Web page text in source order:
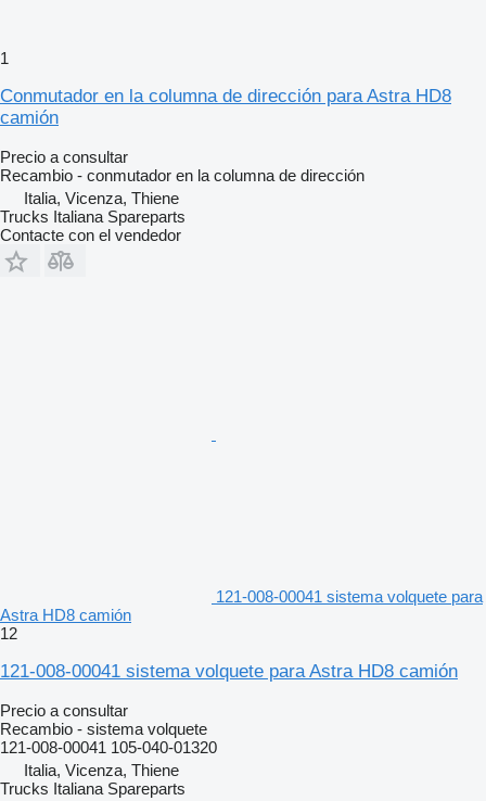
1
Conmutador en la columna de dirección para Astra HD8
camión
Precio a consultar
Recambio - conmutador en la columna de dirección
Italia, Vicenza, Thiene
Trucks Italiana Spareparts
Contacte con el vendedor
121-008-00041 sistema volquete para
Astra HD8 camión
12
121-008-00041 sistema volquete para Astra HD8 camión
Precio a consultar
Recambio - sistema volquete
121-008-00041 105-040-01320
Italia, Vicenza, Thiene
Trucks Italiana Spareparts